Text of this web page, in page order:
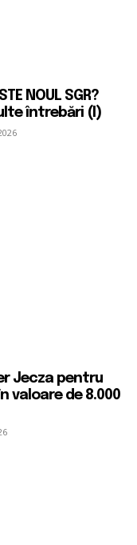
NOUL SGR?
întrebări (I)
Jecza pentru
valoare de 8.000